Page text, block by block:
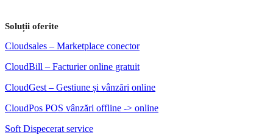
Soluții oferite
Cloudsales – Marketplace conector
CloudBill – Facturier online gratuit
CloudGest – Gestiune și vânzări online
CloudPos POS vânzări offline -> online
Soft Dispecerat service